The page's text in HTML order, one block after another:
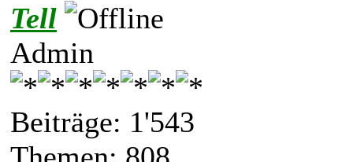
Tell
Admin
Beiträge: 1'543